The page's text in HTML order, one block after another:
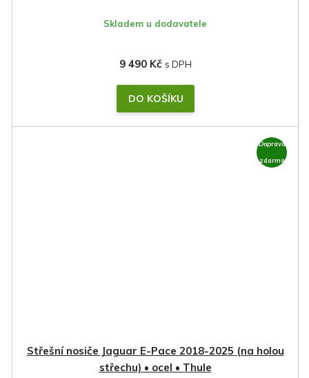
Skladem u dodavatele
9 490 Kč
DO KOŠÍKU
Doprava
zdarma
Střešní nosiče Jaguar E-Pace 2018-2025 (na holou
střechu) • ocel • Thule